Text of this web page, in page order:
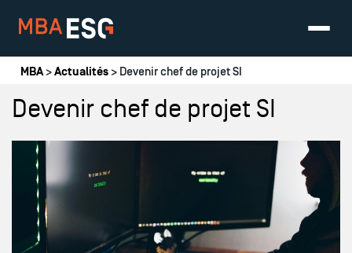
Vous êtes ici
MBA>Actualités > Devenir chef de projet SI
Devenir chef de projet SI